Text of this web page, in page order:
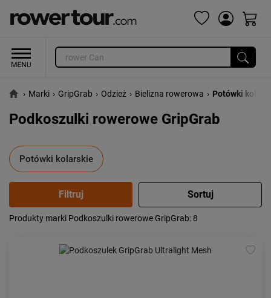
› Marki › GripGrab › Odzież › Bielizna rowerowa › Potówki
Podkoszulki rowerowe GripGrab
Potówki kolarskie
Popularność:
od najwyższej
Produkty marki Podkoszulki rowerowe GripGrab: 8